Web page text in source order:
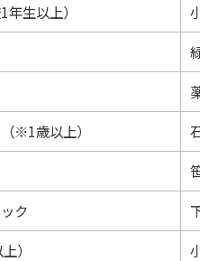
生以上）
※1歳以上）
ク
）